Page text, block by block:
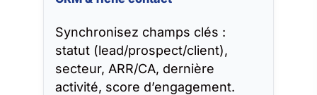
Synchronisez champs clés :
statut (lead/prospect/client),
secteur, ARR/CA, dernière
activité, score d’engagement.